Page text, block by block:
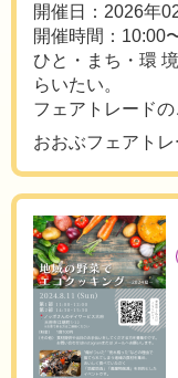
開催日：2026年
開催時間：10:00
ひと・まち・環
らいたい。
フェアトレード
おおぶフェアト